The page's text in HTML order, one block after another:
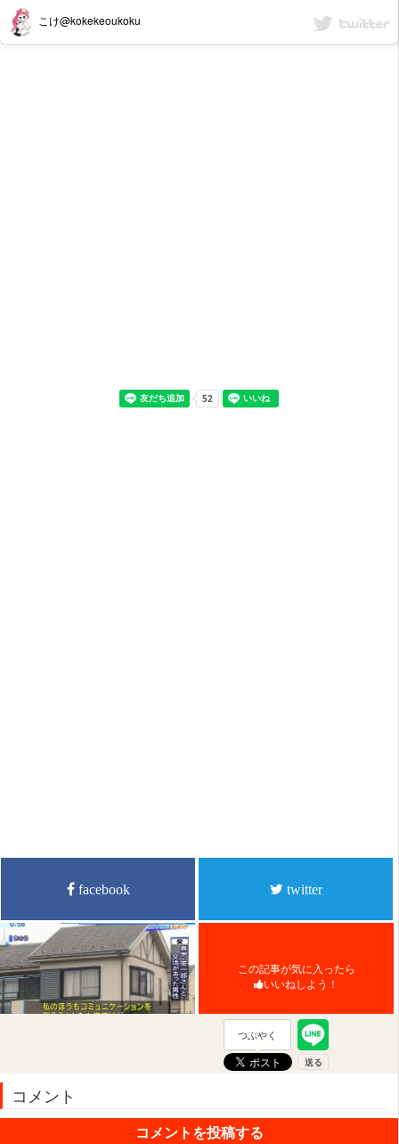
こけ@kokekeoukoku
facebook twitter
この記事が気に入ったら
いいねしよう！
つぶやく
コメント
コメントを投稿する